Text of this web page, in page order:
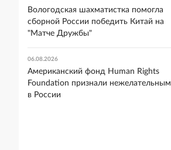
Вологодская шахматистка помогла
сборной России победить Китай на
"Матче Дружбы"
06.08.2026
Американский фонд Human Rights
Foundation признали нежелательным
в России